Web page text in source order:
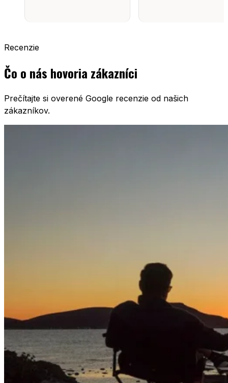
Recenzie
Čo o nás hovoria zákazníci
Prečítajte si overené Google recenzie od našich
zákazníkov.